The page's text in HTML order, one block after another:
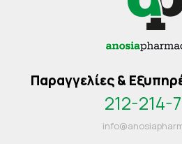
Παραγγελίες &
212-214-